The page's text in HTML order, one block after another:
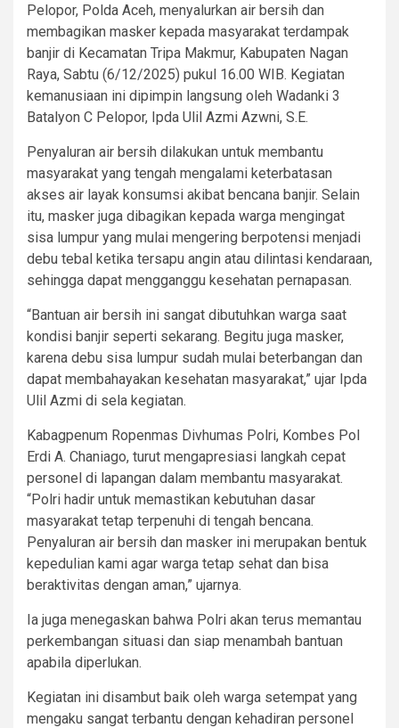
Pelopor, Polda Aceh, menyalurkan air bersih dan
membagikan masker kepada masyarakat terdampak
banjir di Kecamatan Tripa Makmur, Kabupaten Nagan
Raya, Sabtu (6/12/2025) pukul 16.00 WIB. Kegiatan
kemanusiaan ini dipimpin langsung oleh Wadanki 3
Batalyon C Pelopor, Ipda Ulil Azmi Azwni, S.E.
Penyaluran air bersih dilakukan untuk membantu
masyarakat yang tengah mengalami keterbatasan
akses air layak konsumsi akibat bencana banjir. Selain
itu, masker juga dibagikan kepada warga mengingat
sisa lumpur yang mulai mengering berpotensi menjadi
debu tebal ketika tersapu angin atau dilintasi kendaraan,
sehingga dapat mengganggu kesehatan pernapasan.
“Bantuan air bersih ini sangat dibutuhkan warga saat
kondisi banjir seperti sekarang. Begitu juga masker,
karena debu sisa lumpur sudah mulai beterbangan dan
dapat membahayakan kesehatan masyarakat,” ujar Ipda
Ulil Azmi di sela kegiatan.
Kabagpenum Ropenmas Divhumas Polri, Kombes Pol
Erdi A. Chaniago, turut mengapresiasi langkah cepat
personel di lapangan dalam membantu masyarakat.
“Polri hadir untuk memastikan kebutuhan dasar
masyarakat tetap terpenuhi di tengah bencana.
Penyaluran air bersih dan masker ini merupakan bentuk
kepedulian kami agar warga tetap sehat dan bisa
beraktivitas dengan aman,” ujarnya.
Ia juga menegaskan bahwa Polri akan terus memantau
perkembangan situasi dan siap menambah bantuan
apabila diperlukan.
Kegiatan ini disambut baik oleh warga setempat yang
mengaku sangat terbantu dengan kehadiran personel